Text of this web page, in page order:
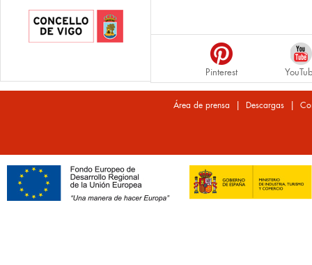
Pinterest
Área de prensa | Descargas|